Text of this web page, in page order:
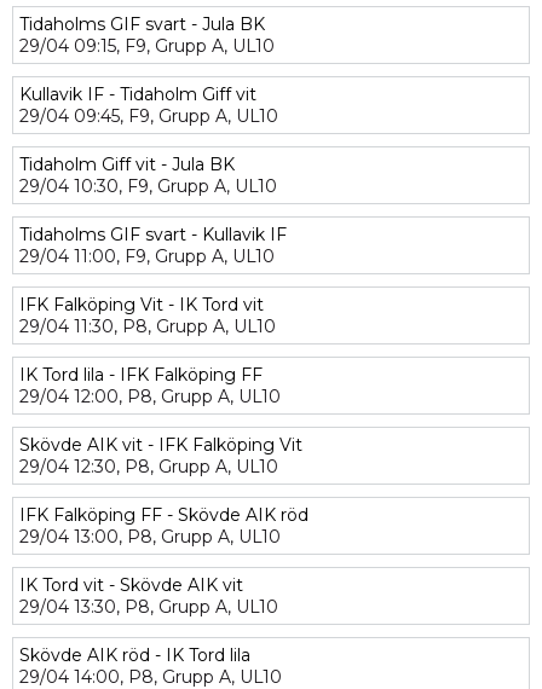
Tidaholms GIF svart - Jula BK
29/04 09:15, F9, Grupp A, UL10
Kullavik IF - Tidaholm Giff vit
29/04 09:45, F9, Grupp A, UL10
Tidaholm Giff vit - Jula BK
29/04 10:30, F9, Grupp A, UL10
Tidaholms GIF svart - Kullavik IF
29/04 11:00, F9, Grupp A, UL10
IFK Falköping Vit - IK Tord vit
29/04 11:30, P8, Grupp A, UL10
IK Tord lila - IFK Falköping FF
29/04 12:00, P8, Grupp A, UL10
Skövde AIK vit - IFK Falköping Vit
29/04 12:30, P8, Grupp A, UL10
IFK Falköping FF - Skövde AIK röd
29/04 13:00, P8, Grupp A, UL10
IK Tord vit - Skövde AIK vit
29/04 13:30, P8, Grupp A, UL10
Skövde AIK röd - IK Tord lila
29/04 14:00, P8, Grupp A, UL10